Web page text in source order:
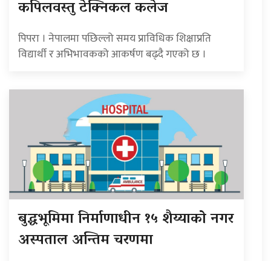
कपिलवस्तु टेक्निकल कलेज
पिपरा । नेपालमा पछिल्लो समय प्राविधिक शिक्षाप्रति
विद्यार्थी र अभिभावकको आकर्षण बढ्दै गएको छ ।
बुद्धभूमिमा निर्माणाधीन १५ शैय्याको नगर
अस्पताल अन्तिम चरणमा